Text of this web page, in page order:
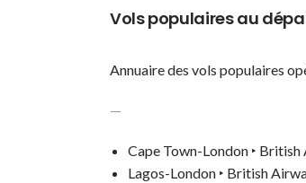
Vols populaires au
Annuaire des vols populaires
—
Cape Town-London ‣ British
Lagos-London ‣ British